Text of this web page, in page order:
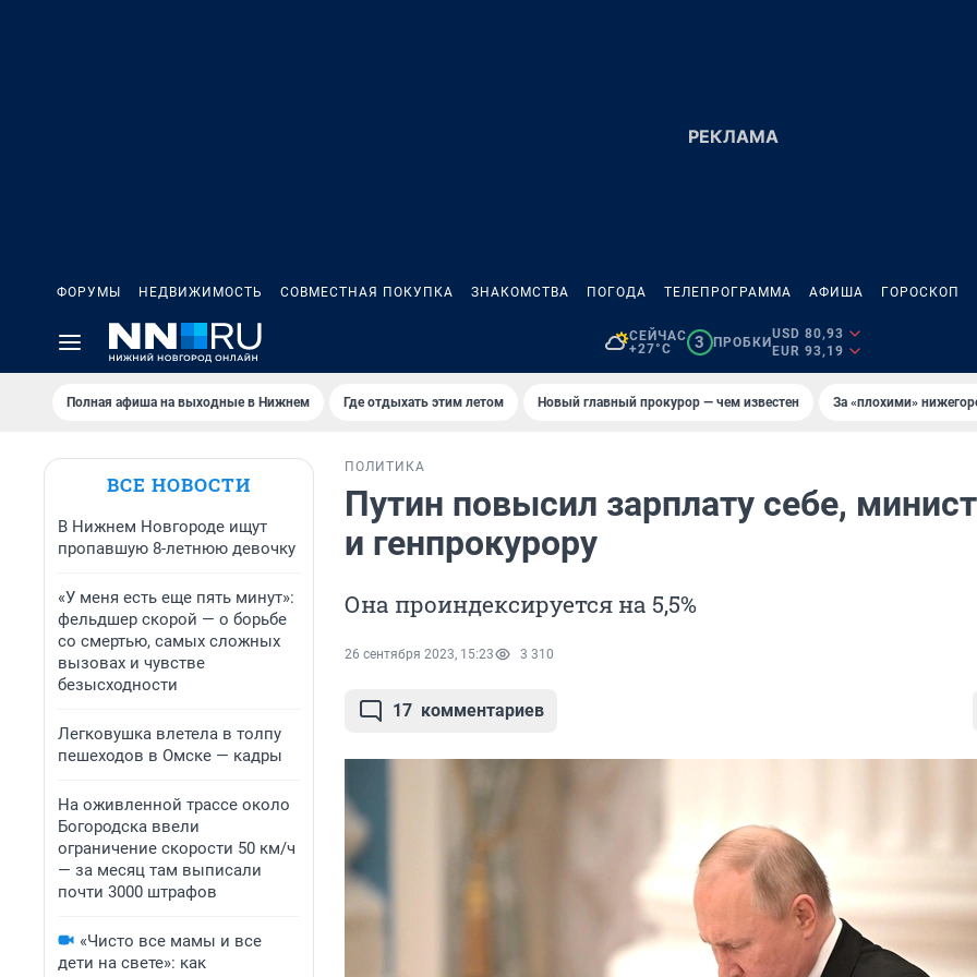
ФОРУМЫ НЕДВИЖИМОСТЬ СОВМЕСТНАЯ ПОКУПКА ЗНАКОМСТВА ПОГОДА ТЕЛЕПРОГРАММА АФИША ГОРОСКОП
СЕЙЧАС
+27°C
3 ПРОБКИ
USD 80,93
EUR 93,19
Полная афиша на выходные в Нижнем Где отдыхать этим летом Новый главный прокурор — чем известен За «плохими»
ВСЕ НОВОСТИ
В Нижнем Новгороде ищут
пропавшую 8-летнюю девочку
«У меня есть еще пять минут»:
фельдшер скорой — о борьбе
со смертью, самых сложных
вызовах и чувстве
безысходности
Легковушка влетела в толпу
пешеходов в Омске — кадры
На оживленной трассе около
Богородска ввели
ограничение скорости 50 км/ч
— за месяц там выписали
почти 3000 штрафов
«Чисто все мамы и все
дети на свете»: как
ПОЛИТИКА
Путин повысил зарплату себе,
и генпрокурору
Она проиндексируется на 5,5%
26 сентября 2023, 15:23 3 310
17 комментариев